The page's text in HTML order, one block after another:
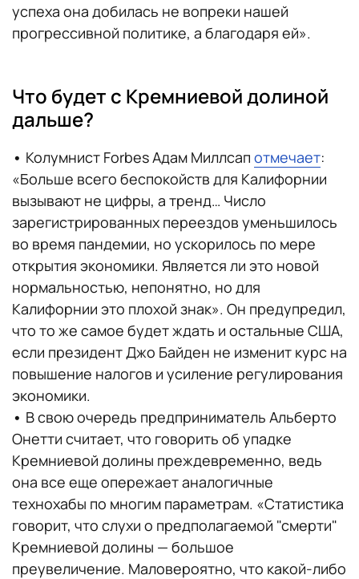
успеха она добилась не вопреки нашей
прогрессивной политике, а благодаря ей».
Что будет с Кремниевой долиной
дальше?
• Колумнист Forbes Адам Миллсап отмечает:
«Больше всего беспокойств для Калифорнии
вызывают не цифры, а тренд… Число
зарегистрированных переездов уменьшилось
во время пандемии, но ускорилось по мере
открытия экономики. Является ли это новой
нормальностью, непонятно, но для
Калифорнии это плохой знак». Он предупредил,
что то же самое будет ждать и остальные США,
если президент Джо Байден не изменит курс на
повышение налогов и усиление регулирования
экономики.
• В свою очередь предприниматель Альберто
Онетти считает, что говорить об упадке
Кремниевой долины преждевременно, ведь
она все еще опережает аналогичные
технохабы по многим параметрам. «Статистика
говорит, что слухи о предполагаемой "смерти"
Кремниевой долины — большое
преувеличение. Маловероятно, что какой-либо